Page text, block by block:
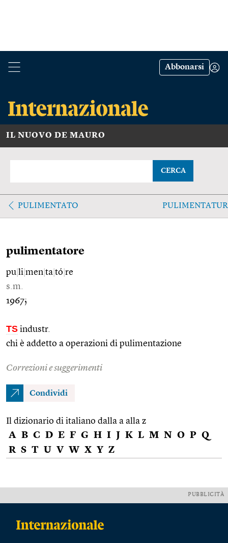
Abbonarsi
IL NUOVO DE MAURO
CERCA
PULIMENTATO
pulimentatore
pu li men ta tó re
s.m.
1967;
TS industr.
chi è addetto a operazioni di pulimentazione
Correzioni e suggerimenti
Condividi
Il dizionario di italiano dalla a alla z
A B C D E F G H I J K L M N O P Q
R S T U V W X Y Z
PUBBLICITÀ